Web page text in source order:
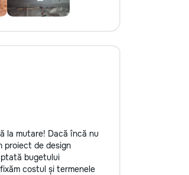
la mutare! Dacă încă nu
proiect de design
bugetului
costul și termenele